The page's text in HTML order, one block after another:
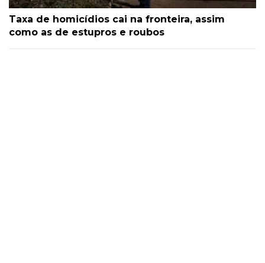
Taxa de homicídios cai na fronteira, assim
como as de estupros e roubos